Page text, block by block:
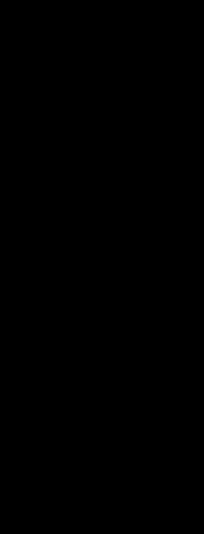
in West-Berlin lebt.
gegen das
Sie berichtet
mit dem
mit dem deutschen
Geflüchteten
hat sie neue